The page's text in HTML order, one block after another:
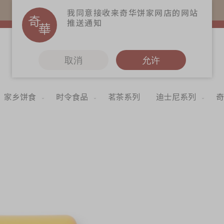
易赏钱会员凭推广码购买现货产品可赚易赏钱($5=1分)
更多
加入奇华
家乡饼食 时令食品 茗茶系列 迪士尼系列
我同意接收来奇华饼家网店的网站
推送通知
取消 允许